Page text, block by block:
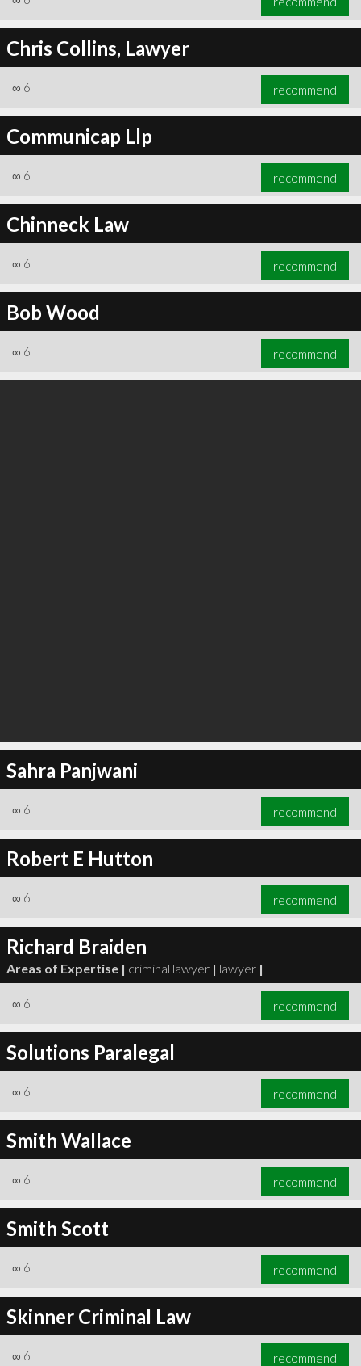
Chris Collins, Lawyer
∞ 6 recommend
Communicap Llp
∞ 6 recommend
Chinneck Law
∞ 6 recommend
Bob Wood
∞ 6 recommend
Sahra Panjwani
∞ 6 recommend
Robert E Hutton
∞ 6 recommend
Richard Braiden
Areas of Expertise | criminal lawyer | lawyer |
∞ 6 recommend
Solutions Paralegal
∞ 6 recommend
Smith Wallace
∞ 6 recommend
Smith Scott
∞ 6 recommend
Skinner Criminal Law
∞ 6 recommend